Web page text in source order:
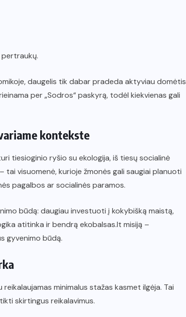
daugelis tik dabar pradeda aktyviau domėtis
per „Sodros“ paskyrą, todėl kiekvienas gali
kontekste
tiesioginio ryšio su ekologija, iš tiesų socialinė
visuomenė, kurioje žmonės gali saugiai planuoti
pagalbos ar socialinės paramos.
būdą: daugiau investuoti į kokybišką maistą,
atitinka ir bendrą ekobalsas.lt misiją –
gyvenimo būdą.
minimalus stažas kasmet ilgėja. Tai
skirtingus reikalavimus.